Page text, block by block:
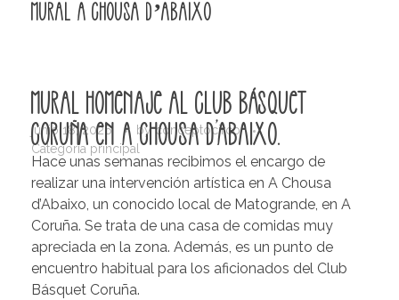
Mural A Chousa d’abaixo
junio 18, 2026 by conceptocirco
Categoría principal
Mural homenaje al Club Básquet
Coruña en A Chousa d'Abaixo.
Hace unas semanas recibimos el encargo de
realizar una intervención artística en A Chousa
d’Abaixo, un conocido local de Matogrande, en A
Coruña. Se trata de una casa de comidas muy
apreciada en la zona. Además, es un punto de
encuentro habitual para los aficionados del Club
Básquet Coruña.